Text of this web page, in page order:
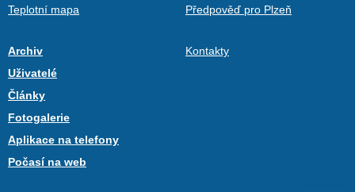
Teplotní mapa
Předpověď pro Plzeň
Archiv
Uživatelé
Články
Fotogalerie
Aplikace na telefony
Počasí na web
Kontakty